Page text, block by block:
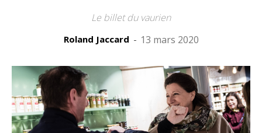
Le billet du vaurien
Roland Jaccard - 13 mars 2020